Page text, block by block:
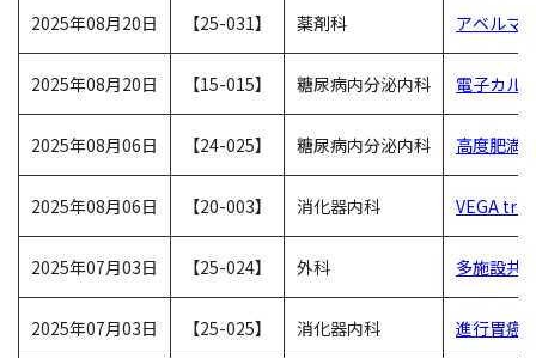
2025年08月20日 【25-031】 薬剤科 アベルマ
2025年08月20日 【15-015】 糖尿病内分泌内科 電子カル
2025年08月06日 【24-025】 糖尿病内分泌内科 高度肥満
2025年08月06日 【20-003】 消化器内科 VEGA trial
2025年07月03日 【25-024】 外科 多施設共
2025年07月03日 【25-025】 消化器内科 進行胃癌